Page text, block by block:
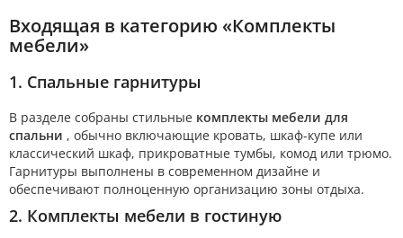
Входящая в категорию «Комплекты
мебели»
1. Спальные гарнитуры
В разделе собраны стильные комплекты мебели для
спальни , обычно включающие кровать, шкаф-купе или
классический шкаф, прикроватные тумбы, комод или трюмо.
Гарнитуры выполнены в современном дизайне и
обеспечивают полноценную организацию зоны отдыха.
2. Комплекты мебели в гостиную